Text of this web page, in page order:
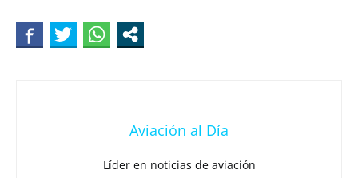
Aviación al Día
Líder en noticias de aviación